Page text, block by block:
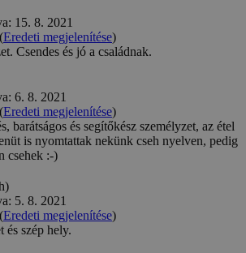
15. 8. 2021
Eredeti megjelenítése)
Csendes és jó a családnak.
6. 8. 2021
Eredeti megjelenítése)
barátságos és segítőkész személyzet, az étel
is nyomtattak nekünk cseh nyelven, pedig
csehek :-)
5. 8. 2021
Eredeti megjelenítése)
és szép hely.